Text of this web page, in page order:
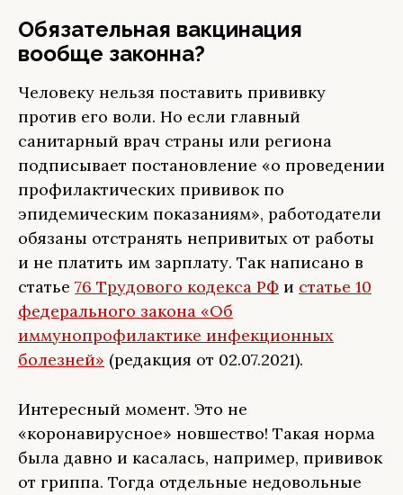
Обязательная вакцинация
вообще законна?
Человеку нельзя поставить прививку
против его воли. Но если главный
санитарный врач страны или региона
подписывает постановление «о проведении
профилактических прививок по
эпидемическим показаниям», работодатели
обязаны отстранять непривитых от работы
и не платить им зарплату. Так написано в
статье 76 Трудового кодекса РФ и статье 10
федерального закона «Об
иммунопрофилактике инфекционных
болезней» (редакция от 02.07.2021).
Интересный момент. Это не
«коронавирусное» новшество! Такая норма
была давно и касалась, например, прививок
от гриппа. Тогда отдельные недовольные